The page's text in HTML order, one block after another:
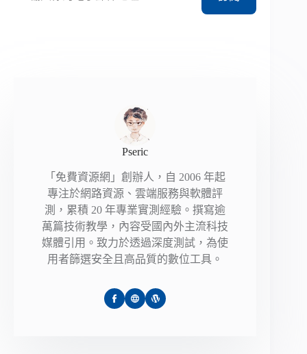
Pseric
「免費資源網」創辦人，自 2006 年起
專注於網路資源、雲端服務與軟體評
測，累積 20 年專業實測經驗。撰寫逾
萬篇技術教學，內容受國內外主流科技
媒體引用。致力於透過深度測試，為使
用者篩選安全且高品質的數位工具。